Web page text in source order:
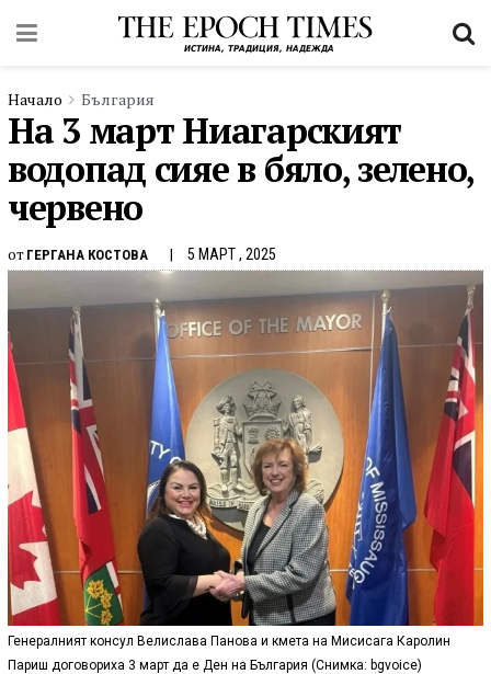
Начало България
На 3 март Ниагарският
водопад сияе в бяло, зелено,
червено
от ГЕРГАНА КОСТОВА 5 МАРТ , 2025
Генералният консул Велислава Панова и кмета на Мисисага Каролин
Париш договориха 3 март да е Ден на България (Снимка: bgvoice)